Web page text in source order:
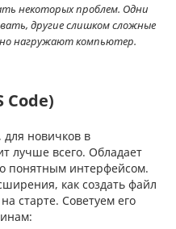
некоторых проблем. Одни
другие слишком сложные
нагружают компьютер.
Code)
для новичков в
лучше всего. Обладает
понятным интерфейсом.
как создать файл
старте. Советуем его